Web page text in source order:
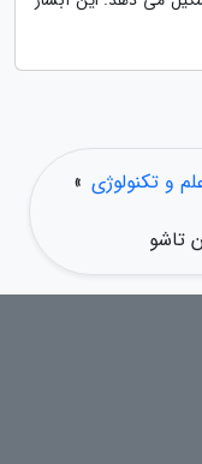
و تکنولوژی »
تاشو